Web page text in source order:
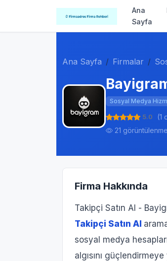
Ana
Sayfa
Ana Sayfa Firmalar
Sosyal Medya
5.0
(1
21 görüntülenme
Firma Hakkında
Takipçi Satın Al -
Takipçi Satın Al
sosyal medya
algısını